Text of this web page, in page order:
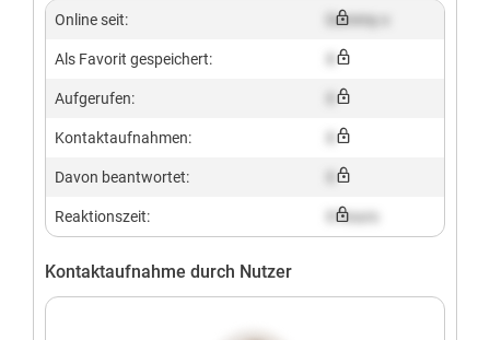
Online seit: Dummy x
Als Favorit gespeichert:
Aufgerufen:
Kontaktaufnahmen:
Davon beantwortet:
Reaktionszeit: X hours
Kontaktaufnahme durch Nutzer